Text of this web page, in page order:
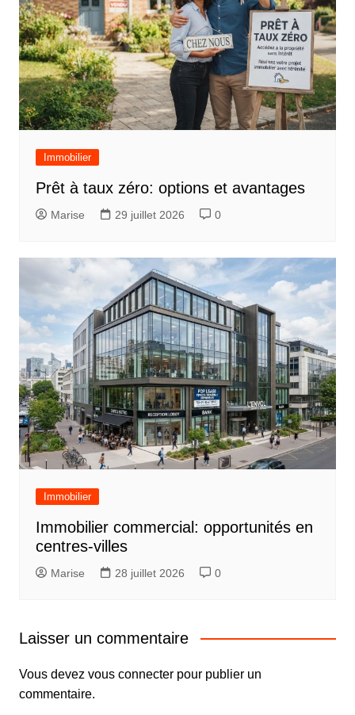
Immobilier
Prêt à taux zéro: options et avantages
Marise 29 juillet 2026 0
Immobilier
Immobilier commercial: opportunités en
centres-villes
Marise 28 juillet 2026 0
Laisser un commentaire
Vous devez vous connecterpour publier un
commentaire.